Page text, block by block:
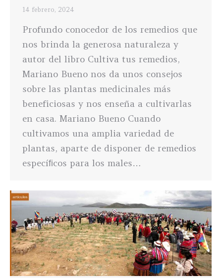
14 febrero, 2024
Profundo conocedor de los remedios que
nos brinda la generosa naturaleza y
autor del libro Cultiva tus remedios,
Mariano Bueno nos da unos consejos
sobre las plantas medicinales más
beneficiosas y nos enseña a cultivarlas
en casa. Mariano Bueno Cuando
cultivamos una amplia variedad de
plantas, aparte de disponer de remedios
especíﬁcos para los males…